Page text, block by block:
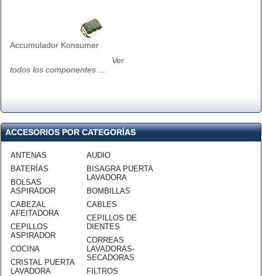
Accumulador Konsumer
Ver
todos los componentes ...
ACCESORIOS POR CATEGORÍAS
ANTENAS
BATERÍAS
BOLSAS
ASPIRADOR
CABEZAL
AFEITADORA
CEPILLOS
ASPIRADOR
COCINA
CRISTAL PUERTA
LAVADORA
AUDIO
BISAGRA PUERTA
LAVADORA
BOMBILLAS
CABLES
CEPILLOS DE
DIENTES
CORREAS
LAVADORAS-
SECADORAS
FILTROS